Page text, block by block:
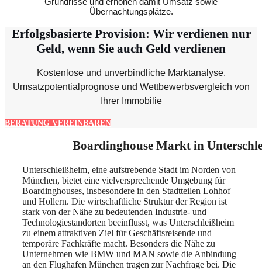
Übernachtungsplätze.
Erfolgsbasierte Provision: Wir verdienen nur
Geld, wenn Sie auch Geld verdienen
Kostenlose und unverbindliche Marktanalyse,
Umsatzpotentialprognose und Wettbewerbsvergleich von
Ihrer Immobilie
BERATUNG VEREINBAREN
Boardinghouse Markt in
Unterschleißheim, eine aufstrebende Stadt im Norden von
München, bietet eine vielversprechende Umgebung für
Boardinghouses, insbesondere in den Stadtteilen Lohhof
und Hollern. Die wirtschaftliche Struktur der Region ist
stark von der Nähe zu bedeutenden Industrie- und
Technologiestandorten beeinflusst, was Unterschleißheim
zu einem attraktiven Ziel für Geschäftsreisende und
temporäre Fachkräfte macht. Besonders die Nähe zu
Unternehmen wie BMW und MAN sowie die Anbindung
an den Flughafen München tragen zur Nachfrage bei. Die